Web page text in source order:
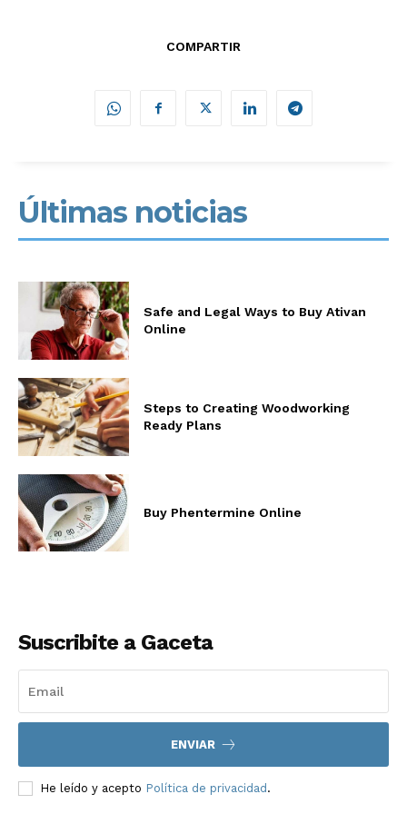
COMPARTIR
Últimas noticias
Safe and Legal Ways to Buy Ativan
Online
Steps to Creating Woodworking
Ready Plans
Buy Phentermine Online
Suscribite a Gaceta
ENVIAR
He leído y acepto Política de privacidad .